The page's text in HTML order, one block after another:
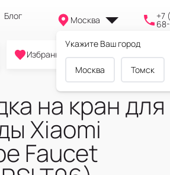
Блог Москва
Укажите Ваш город
Москва Томск
+7
0
Избранное Cравнение
на кран для
Xiaomi
Faucet